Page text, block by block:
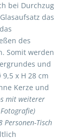
bei Durchzug
das
des
Somit werden
und
x H 28 cm
Kerze und
mit weiterer
Personen-Tisch